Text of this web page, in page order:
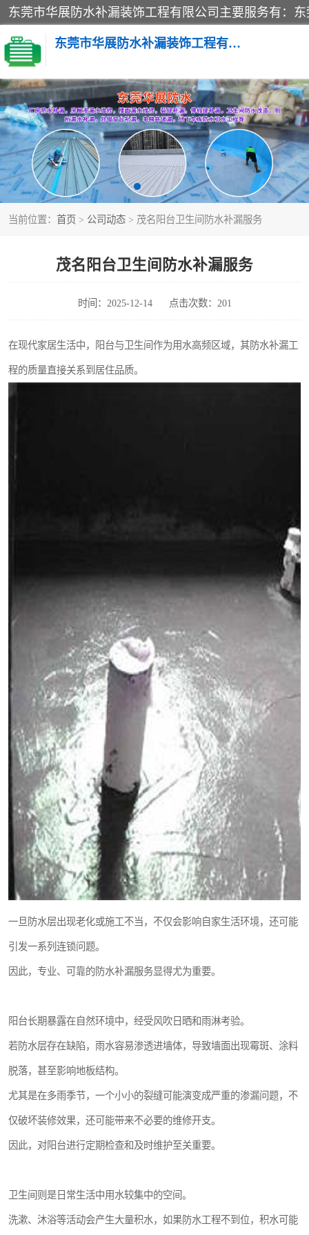
东莞市华展防水补漏装饰工程有限公司
当前位置： 首页 > 公司动态 > 茂名阳台卫生间防水补漏服务
茂名阳台卫生间防水补漏服务
时间：2025-12-14 点击次数：201
在现代家居生活中，阳台与卫生间作为用水高频区域，其防水补漏工
程的质量直接关系到居住品质。
一旦防水层出现老化或施工不当，不仅会影响自家生活环境，还可能
引发一系列连锁问题。
因此，专业、可靠的防水补漏服务显得尤为重要。
阳台长期暴露在自然环境中，经受风吹日晒和雨淋考验。
若防水层存在缺陷，雨水容易渗透进墙体，导致墙面出现霉斑、涂料
脱落，甚至影响地板结构。
尤其是在多雨季节，一个小小的裂缝可能演变成严重的渗漏问题，不
仅破坏装修效果，还可能带来不必要的维修开支。
因此，对阳台进行定期检查和及时维护至关重要。
卫生间则是日常生活中用水较集中的空间。
洗漱、沐浴等活动会产生大量积水，如果防水工程不到位，积水可能
楼面防水补漏
阳台卫生间防水补漏
金属房搭建及补漏